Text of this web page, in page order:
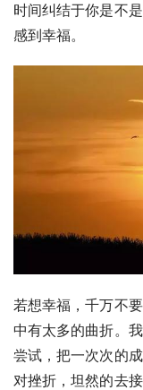
时间纠结于你是不
感到幸福。
若想幸福，千万不
中有太多的曲折。
尝试，把一次次的
对挫折，坦然的去